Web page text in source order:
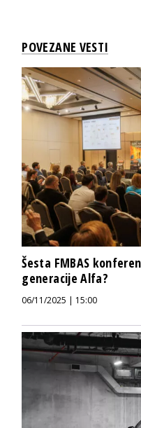
POVEZANE VESTI
Šesta FMBAS
generacije Alfa?
06/11/2025 | 15:00